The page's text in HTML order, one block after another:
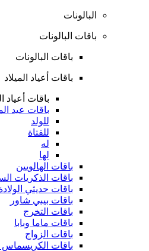
البالونات
باقات البالونات
باقات البالونات
باقات أعياد الميلاد
باقات أعياد
باقات عيد
للولد
للفتاة
له
لها
باقات الهالويين
باقات الذكريات
باقات حديثي
باقات بيبي شاور
باقات التخرج
باقات ماما وبابا
باقات الزواج
باقات